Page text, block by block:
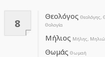
8
Θεολόγος Θεολόγης,
Θολογία
Μήλιος Μήλης,
Θωμάς Θωμαή